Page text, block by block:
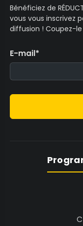
Bénéficiez de
vous vous inscrivez
diffusion ! Coupez-
E-mail*